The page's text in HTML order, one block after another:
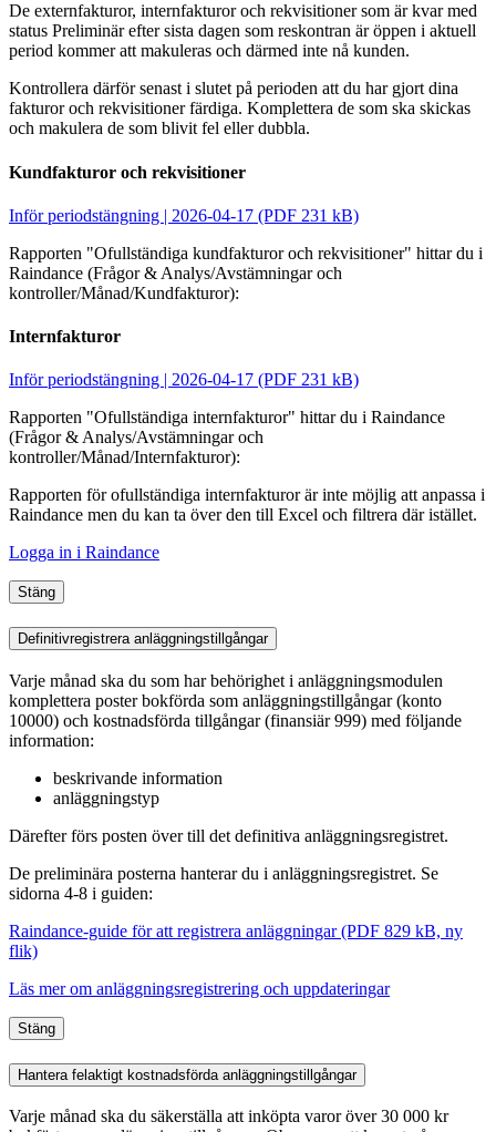
De externfakturor, internfakturor och rekvisitioner som är kvar med
status Preliminär efter sista dagen som reskontran är öppen i aktuell
period kommer att makuleras och därmed inte nå kunden.
Kontrollera därför senast i slutet på perioden att du har gjort dina
fakturor och rekvisitioner färdiga. Komplettera de som ska skickas
och makulera de som blivit fel eller dubbla.
Kundfakturor och rekvisitioner
Inför periodstängning | 2026-04-17 (PDF 231 kB)
Rapporten "Ofullständiga kundfakturor och rekvisitioner" hittar du i
Raindance (Frågor & Analys/Avstämningaroch
kontroller/Månad/Kundfakturor):
Internfakturor
Inför periodstängning | 2026-04-17 (PDF 231 kB)
Rapporten "Ofullständiga internfakturor" hittar du i Raindance
(Frågor & Analys/Avstämningaroch
kontroller/Månad/Internfakturor):
Rapporten för ofullständiga internfakturor är inte möjlig att anpassa i
Raindance men du kan ta över den till Excel och filtrera där istället.
Logga in i Raindance
Stäng
Definitivregistrera anläggningstillgångar
Varje månad ska du som har behörighet i anläggningsmodulen
komplettera poster bokförda som anläggningstillgångar (konto
10000) och kostnadsförda tillgångar (finansiär 999) med följande
information:
beskrivande information
anläggningstyp
Därefter förs posten över till det definitiva anläggningsregistret.
De preliminära posterna hanterar du i anläggningsregistret. Se
sidorna 4-8 i guiden:
Raindance-guide för att registrera anläggningar (PDF 829 kB, ny
flik)
Läs mer om anläggningsregistrering och uppdateringar
Stäng
Hantera felaktigt kostnadsförda anläggningstillgångar
Varje månad ska du säkerställa att inköpta varor över 30 000 kr